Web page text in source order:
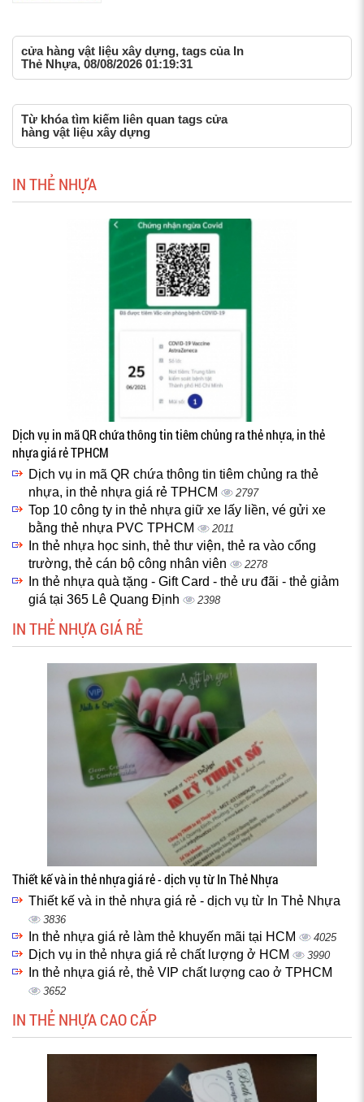
cửa hàng vật liệu xây dựng, tags của In
Thẻ Nhựa, 08/08/2026 01:19:31
Từ khóa tìm kiếm liên quan tags cửa
hàng vật liệu xây dựng
IN THẺ NHỰA
Dịch vụ in mã QR chứa thông tin tiêm chủng ra thẻ nhựa, in thẻ
nhựa giá rẻ TPHCM
Dịch vụ in mã QR chứa thông tin tiêm chủng ra thẻ
nhựa, in thẻ nhựa giá rẻ TPHCM
2797
Top 10 công ty in thẻ nhựa giữ xe lấy liền, vé gửi xe
bằng thẻ nhựa PVC TPHCM
2011
In thẻ nhựa học sinh, thẻ thư viện, thẻ ra vào cổng
trường, thẻ cán bộ công nhân viên
2278
In thẻ nhựa quà tặng - Gift Card - thẻ ưu đãi - thẻ giảm
giá tại 365 Lê Quang Định
2398
IN THẺ NHỰA GIÁ RẺ
Thiết kế và in thẻ nhựa giá rẻ - dịch vụ từ In Thẻ Nhựa
Thiết kế và in thẻ nhựa giá rẻ - dịch vụ từ In Thẻ Nhựa
3836
In thẻ nhựa giá rẻ làm thẻ khuyến mãi tại HCM 4025
Dịch vụ in thẻ nhựa giá rẻ chất lượng ở HCM 3990
In thẻ nhựa giá rẻ, thẻ VIP chất lượng cao ở TPHCM
3652
IN THẺ NHỰA CAO CẤP